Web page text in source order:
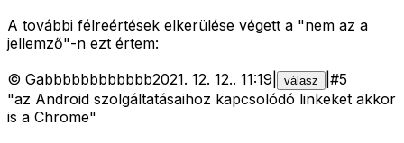
A további félreértések elkerülése végett a "nem az a
jellemző"-n ezt értem:
© Gabbbbbbbbbbbb2021. 12. 12.. 11:19 válasz #5
"az Android szolgáltatásaihoz kapcsolódó linkeket akkor
is a Chrome"